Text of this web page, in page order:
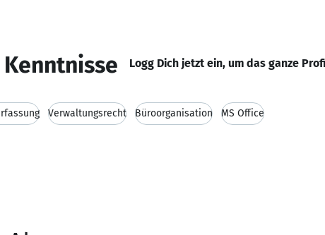
Logg Dich jetzt ein, um das ganze
Verwaltungsrecht Büroorganisation MS Office